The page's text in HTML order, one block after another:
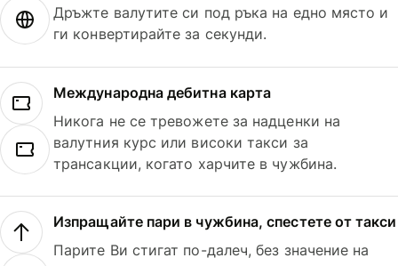
Дръжте валутите си под ръка на едно място и
ги конвертирайте за секунди.
Международна дебитна карта
Никога не се тревожете за надценки на
валутния курс или високи такси за
трансакции, когато харчите в чужбина.
Изпращайте пари в чужбина, спестете от такси
Парите Ви стигат по-далеч, без значение на